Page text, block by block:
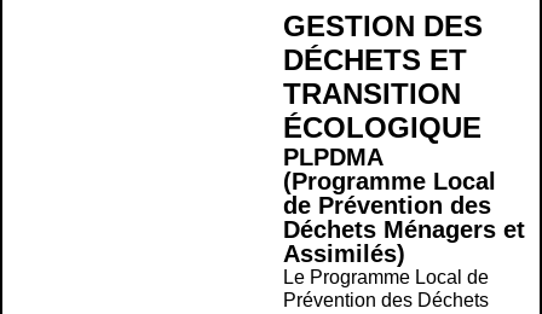
GESTION DES
DÉCHETS ET
TRANSITION
ÉCOLOGIQUE
PLPDMA
(Programme Local
de Prévention des
Déchets Ménagers et
Assimilés)
Le Programme Local de
Prévention des Déchets